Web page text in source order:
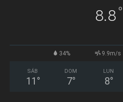
8.8°
34% 9.9m/s
SÁB
11 °
DOM
7°
LUN
8°